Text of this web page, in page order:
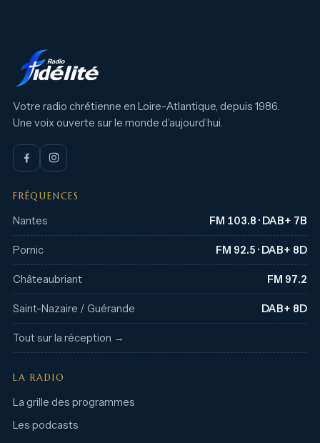
Votre radio chrétienne en Loire-Atlantique, depuis 1986.
Une voix ouverte sur le monde d’aujourd’hui.
FRÉQUENCES
Nantes FM 103.8 · DAB+ 7B
Pornic FM 92.5 · DAB+ 8D
Châteaubriant FM 97.2
Saint-Nazaire / Guérande DAB+ 8D
Tout sur la réception →
LA RADIO
La grille des programmes
Les podcasts